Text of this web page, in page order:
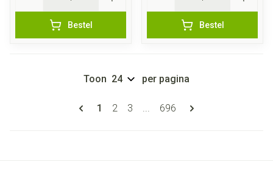
Bestel Bestel
Pagina's
U lees momenteel pagina
1 Pagina
2 Pagina
3 ... Pagina
696
Toon per pagina